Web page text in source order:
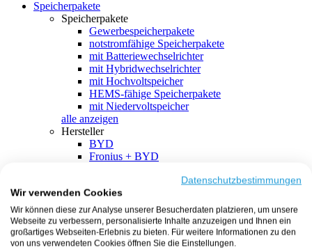
Speicherpakete
Speicherpakete
Gewerbespeicherpakete
notstromfähige Speicherpakete
mit Batteriewechselrichter
mit Hybridwechselrichter
mit Hochvoltspeicher
HEMS-fähige Speicherpakete
mit Niedervoltspeicher
alle anzeigen
Hersteller
BYD
Fronius + BYD
SMA + BYD
EcoFlow
EcoFlow + EcoFlow
FENECON
FENECON + FENECON
Datenschutzbestimmungen
Wir verwenden Cookies
Wir können diese zur Analyse unserer Besucherdaten platzieren, um unsere
Webseite zu verbessern, personalisierte Inhalte anzuzeigen und Ihnen ein
großartiges Webseiten-Erlebnis zu bieten. Für weitere Informationen zu den
von uns verwendeten Cookies öffnen Sie die Einstellungen.